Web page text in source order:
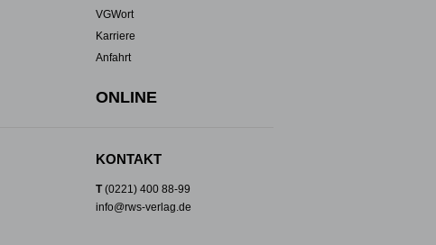
VGWort
Karriere
Anfahrt
ONLINE
KONTAKT
T(0221) 400 88-99
info@rws-verlag.de